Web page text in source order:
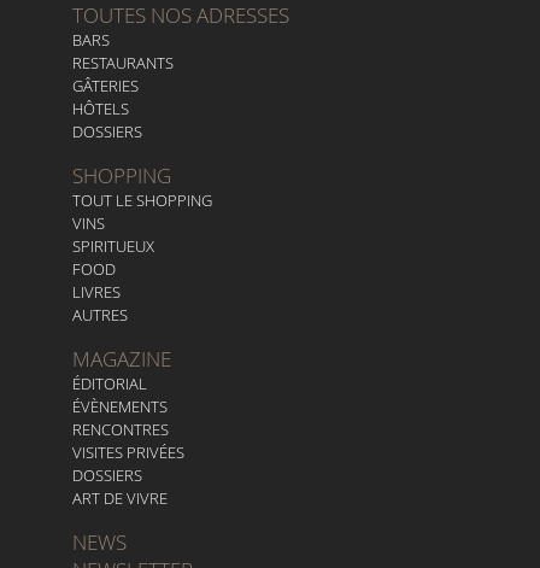
TOUTES NOS ADRESSES
BARS
RESTAURANTS
GÂTERIES
HÔTELS
DOSSIERS
SHOPPING
TOUT LE SHOPPING
VINS
SPIRITUEUX
FOOD
LIVRES
AUTRES
MAGAZINE
ÉDITORIAL
ÉVÈNEMENTS
RENCONTRES
VISITES PRIVÉES
DOSSIERS
ART DE VIVRE
NEWS